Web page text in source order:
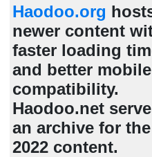
Haodoo.org
newer content
faster loading
and better mobile
compatibility.
Haodoo.net
an archive for
2022 content.